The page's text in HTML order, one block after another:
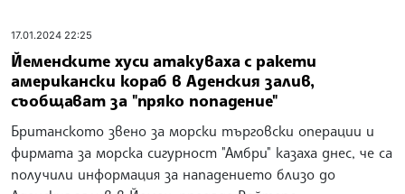
17.01.2024 22:25
Йеменските хуси атакуваха с ракети
американски кораб в Аденския залив,
съобщават за "пряко попадение"
Британското звено за морски търговски операции и
фирмата за морска сигурност "Амбри" казаха днес, че са
получили информация за нападението близо до